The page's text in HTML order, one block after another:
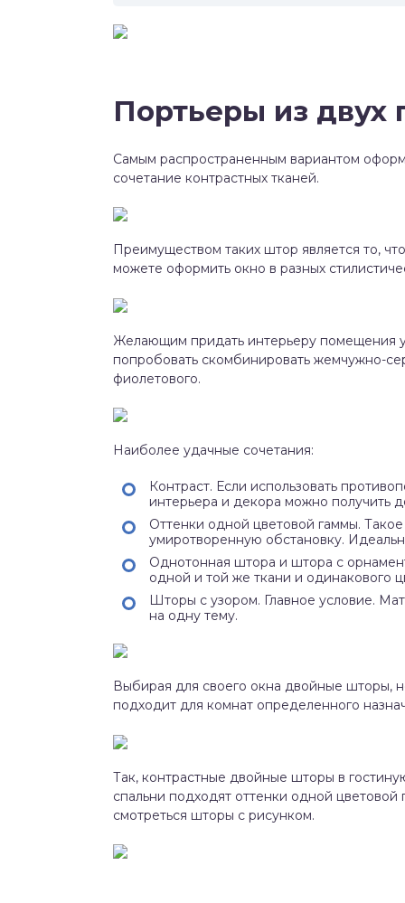
Портьеры из двух
Самым распространенным вариантом
сочетание контрастных тканей.
Преимуществом таких штор является то,
можете оформить окно в разных
Желающим придать интерьеру помещения
попробовать скомбинировать жемчужно-
фиолетового.
Наиболее удачные сочетания:
Контраст. Если использовать
интерьера и декора можно получить
Оттенки одной цветовой гаммы.
умиротворенную обстановку.
Однотонная штора и штора с
одной и той же ткани и одинакового
Шторы с узором. Главное условие.
на одну тему.
Выбирая для своего окна двойные шторы,
подходит для комнат определенного
Так, контрастные двойные шторы в
спальни подходят оттенки одной
смотреться шторы с рисунком.